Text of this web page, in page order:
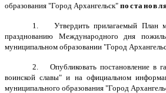
образования "Город Архангельск"
1.
Утвердить прилагаемый План
празднованию Международного дня
муниципальном образовании "Город
2.
Опубликовать постановление в
воинской славы" и на официальном
муниципального образования "Город